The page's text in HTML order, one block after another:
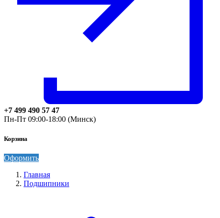
+7 499 490 57 47
Пн-Пт 09:00-18:00 (Минск)
Корзина
Оформить
Главная
Подшипники